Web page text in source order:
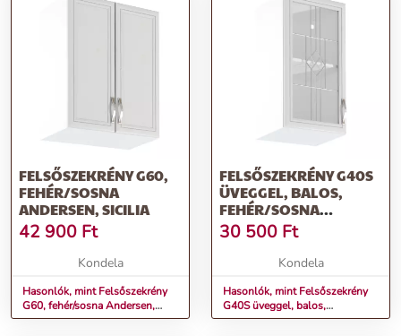
FELSŐSZEKRÉNY G60,
FEHÉR/SOSNA
ANDERSEN, SICILIA
42 900 Ft
Kondela
Hasonlók, mint Felsőszekrény
G60, fehér/sosna Andersen,
SICILIA
FELSŐSZEKRÉNY G40S
ÜVEGGEL, BALOS,
FEHÉR/SOSNA
ANDERSEN, SICILIA
30 500 Ft
Kondela
Hasonlók, mint Felsőszekrény
G40S üveggel, balos,
fehér/sosna Andersen, SICILIA